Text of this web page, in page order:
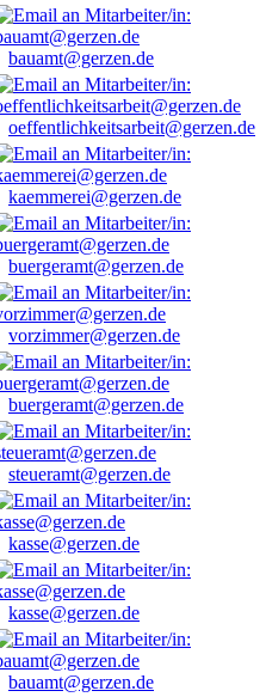
bauamt@gerzen.de
oeffentlichkeitsarbeit@gerzen.de
kaemmerei@gerzen.de
buergeramt@gerzen.de
vorzimmer@gerzen.de
buergeramt@gerzen.de
steueramt@gerzen.de
kasse@gerzen.de
kasse@gerzen.de
bauamt@gerzen.de